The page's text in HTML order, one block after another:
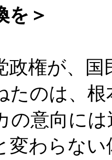
を＞
権が、国
たのは、
の意向に
変わらな